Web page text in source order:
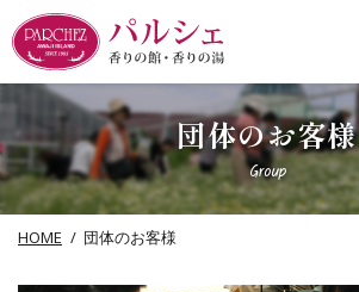
to
content
団体のお客様
Group
HOME 団体のお客様